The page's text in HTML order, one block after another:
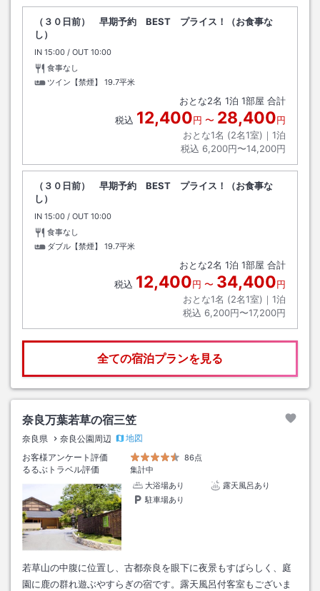
（３０日前） 早期予約 BEST プライス！（お食事な
し）
IN チェックイン
15:00 / OUT チェックアウト
10:00
食事なし
ツイン【禁煙】
19.7平米
おとな2名 1泊 1部屋 合計
税込 12,400円 〜 28,400円
おとな1名 (2名1室)｜ 1泊
税込 6,200円〜14,200円
（３０日前） 早期予約 BEST プライス！（お食事な
し）
IN チェックイン
15:00 / OUT チェックアウト
10:00
食事なし
ダブル【禁煙】
19.7平米
おとな2名 1泊 1部屋 合計
税込 12,400円 〜 34,400円
おとな1名 (2名1室)｜ 1泊
税込 6,200円〜17,200円
全ての宿泊プランを見る
奈良万葉若草の宿三笠
奈良県 奈良公園周辺
地図
お客様アンケート評価
86点
るるぶトラベル評価
集計中
大浴場あり
露天風呂あり
駐車場あり
若草山の中腹に位置し、古都奈良を眼下に夜景もすばらしく、庭
園に鹿の群れ遊ぶやすらぎの宿です。露天風呂付客室もございま